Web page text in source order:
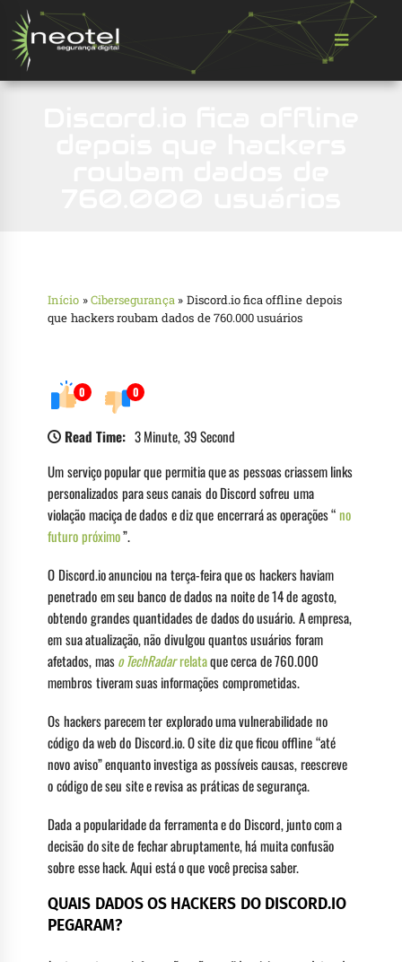
Início »Cibersegurança » Discord.io fica offline depois
que hackers roubam dados de 760.000 usuários
0 0
Read Time: 3 Minute, 39 Second
Um serviço popular que permitia que as pessoas criassem links
personalizados para seus canais do Discord sofreu uma
violação maciça de dados e diz que encerrará as operações “no
futuro próximo”.
O Discord.io anunciou na terça-feira que os hackers haviam
penetrado em seu banco de dados na noite de 14 de agosto,
obtendo grandes quantidades de dados do usuário. A empresa,
em sua atualização, não divulgou quantos usuários foram
afetados, maso TechRadarrelataque cerca de 760.000
membros tiveram suas informações comprometidas.
Os hackers parecem ter explorado uma vulnerabilidade no
código da web do Discord.io. O site diz que ficou offline “até
novo aviso” enquanto investiga as possíveis causas, reescreve
o código de seu site e revisa as práticas de segurança.
Dada a popularidade da ferramenta e do Discord, junto com a
decisão do site de fechar abruptamente, há muita confusão
sobre esse hack. Aqui está o que você precisa saber.
QUAIS DADOS OS HACKERS DO DISCORD.IO
PEGARAM?